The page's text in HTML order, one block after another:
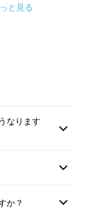
ー
と見る
なります
か？